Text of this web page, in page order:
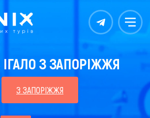
Контакты Меню
З ЗАПОРІЖЖЯ
З ЗАПОРІЖЖЯ